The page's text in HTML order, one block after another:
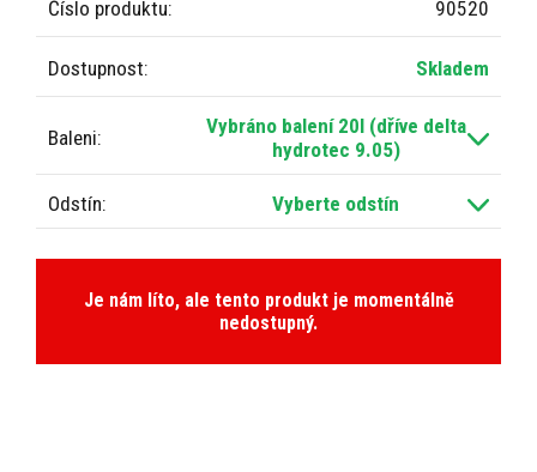
Číslo produktu: 90520
Dostupnost:
Baleni:
Vybráno balení 20l (dříve delta
hydrotec 9.05)
Odstín: Vyberte odstín